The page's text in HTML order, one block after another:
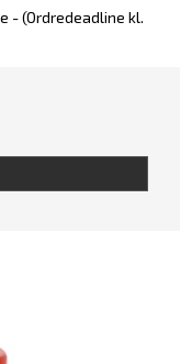
- (Ordredeadline kl.